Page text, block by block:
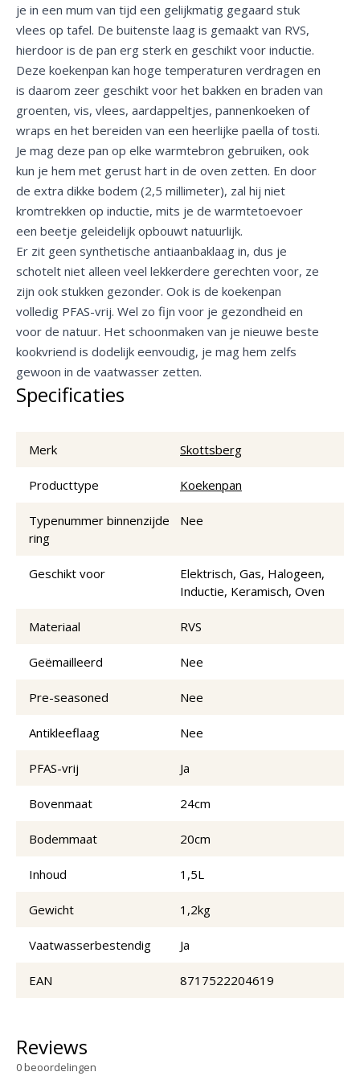
je in een mum van tijd een gelijkmatig gegaard stuk
vlees op tafel. De buitenste laag is gemaakt van RVS,
hierdoor is de pan erg sterk en geschikt voor inductie.
Deze koekenpan kan hoge temperaturen verdragen en
is daarom zeer geschikt voor het bakken en braden van
groenten, vis, vlees, aardappeltjes, pannenkoeken of
wraps en het bereiden van een heerlijke paella of tosti.
Je mag deze pan op elke warmtebron gebruiken, ook
kun je hem met gerust hart in de oven zetten. En door
de extra dikke bodem (2,5 millimeter), zal hij niet
kromtrekken op inductie, mits je de warmtetoevoer
een beetje geleidelijk opbouwt natuurlijk.
Er zit geen synthetische antiaanbaklaag in, dus je
schotelt niet alleen veel lekkerdere gerechten voor, ze
zijn ook stukken gezonder. Ook is de koekenpan
volledig PFAS-vrij. Wel zo fijn voor je gezondheid en
voor de natuur. Het schoonmaken van je nieuwe beste
kookvriend is dodelijk eenvoudig, je mag hem zelfs
gewoon in de vaatwasser zetten.
Specificaties
Merk Skottsberg
Producttype Koekenpan
Typenummer binnenzijde
ring
Nee
Geschikt voor
Elektrisch, Gas, Halogeen,
Inductie, Keramisch, Oven
Materiaal RVS
Geëmailleerd Nee
Pre-seasoned Nee
Antikleeflaag Nee
PFAS-vrij Ja
Bovenmaat 24cm
Bodemmaat 20cm
Inhoud 1,5L
Gewicht 1,2kg
Vaatwasserbestendig Ja
EAN 8717522204619
Reviews
0beoordelingen